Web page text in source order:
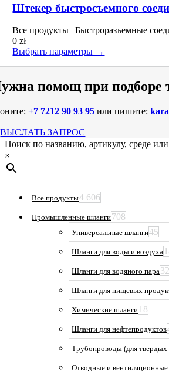
имеет
несколько
вариаций.
Опции
выбрать
на
странице
товара.
Штекер быстросъемного
Все продукты | Быстроразъемные
0zł
Выбрать параметры →
помощ при подборе
+7 7212 90 93 95 или пишите:
ВЫСЛАТЬ ЗАПРОС
Поиск по названию, артикулу, среде
×
Все продукты4 606
Промышленные шланги708
Универсальные шланги45
Шланги для воды и воздуха
Шланги для водяного пара32
Шланги для пищевых
Химические шланги 18
Шланги для нефтепродуктов
Трубопроводы (для твердых
Отводные и